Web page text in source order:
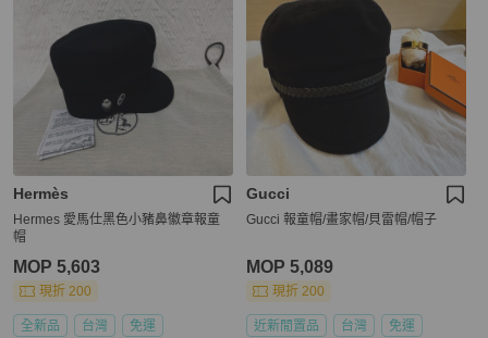
Hermès
Hermes 愛馬仕黑色小豬鼻徽章報童
帽
MOP 5,603
現折 200
全新品 台灣 免運
Gucci
Gucci 報童帽/畫家帽/貝雷帽/帽子
MOP 5,089
現折 200
近新閒置品 台灣 免運